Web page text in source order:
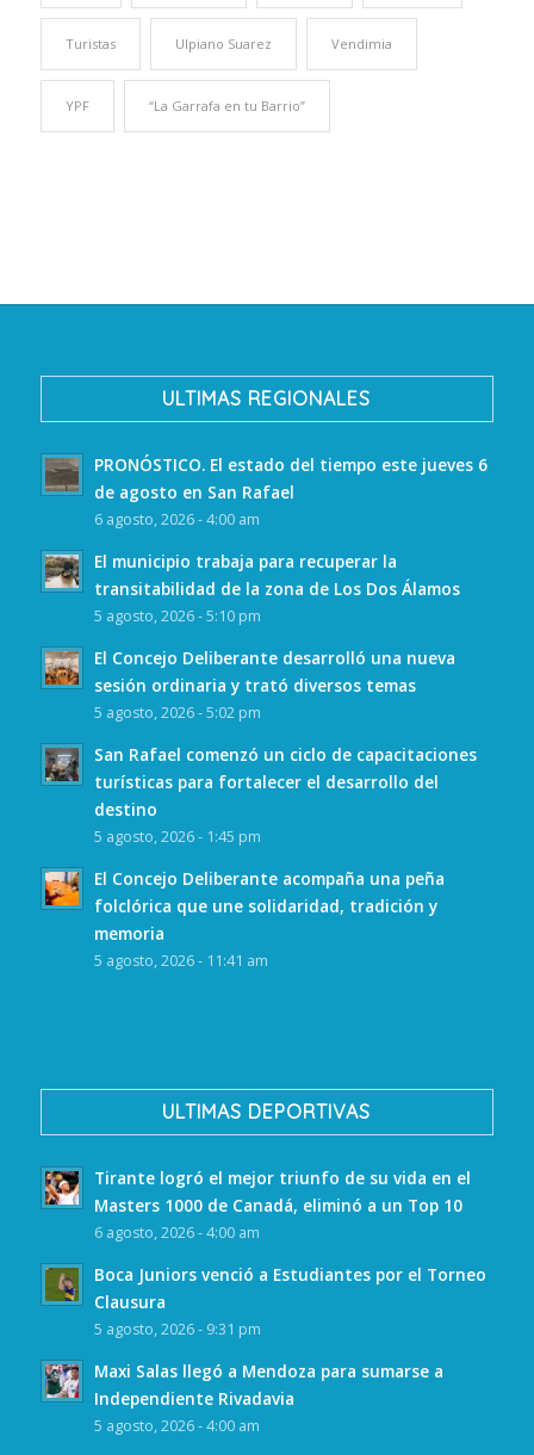
Turistas Ulpiano Suarez Vendimia
YPF “La Garrafa en tu Barrio”
ULTIMAS REGIONALES
PRONÓSTICO. El estado del tiempo este jueves 6
de agosto en San Rafael
6 agosto, 2026 - 4:00 am
El municipio trabaja para recuperar la
transitabilidad de la zona de Los Dos Álamos
5 agosto, 2026 - 5:10 pm
El Concejo Deliberante desarrolló una nueva
sesión ordinaria y trató diversos temas
5 agosto, 2026 - 5:02 pm
San Rafael comenzó un ciclo de capacitaciones
turísticas para fortalecer el desarrollo del
destino
5 agosto, 2026 - 1:45 pm
El Concejo Deliberante acompaña una peña
folclórica que une solidaridad, tradición y
memoria
5 agosto, 2026 - 11:41 am
ULTIMAS DEPORTIVAS
Tirante logró el mejor triunfo de su vida en el
Masters 1000 de Canadá, eliminó a un Top 10
6 agosto, 2026 - 4:00 am
Boca Juniors venció a Estudiantes por el Torneo
Clausura
5 agosto, 2026 - 9:31 pm
Maxi Salas llegó a Mendoza para sumarse a
Independiente Rivadavia
5 agosto, 2026 - 4:00 am